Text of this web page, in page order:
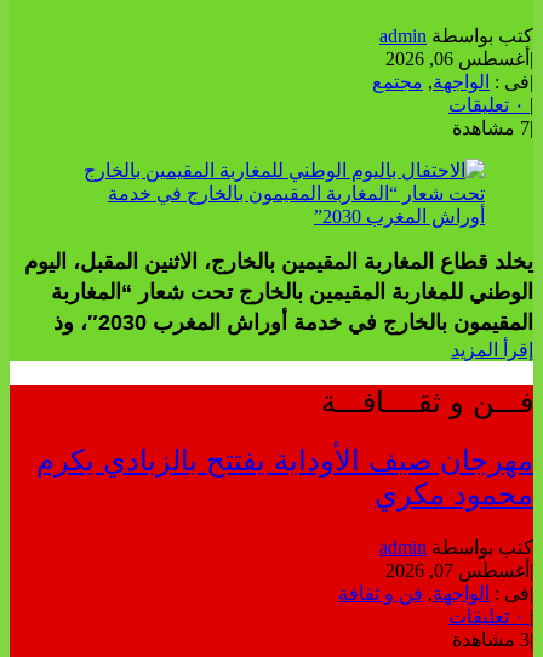
كتب بواسطة admin
| أغسطس 06, 2026
|فى : الواجهة, مجتمع
|
|7 مشاهدة
يخلد قطاع المغاربة المقيمين بالخارج، الاثنين المقبل، اليوم
الوطني للمغاربة المقيمين بالخارج تحت شعار “المغاربة
المقيمون بالخارج في خدمة أوراش المغرب 2030″، وذ
إقرأ المزيد
فـــن و ثقــــافـــة
مهرجان صيف الأوداية يفتتح بالزبادي يكرم
محمود مكري
كتب بواسطة admin
| أغسطس 07, 2026
|فى : الواجهة, فن و ثقافة
|
|3 مشاهدة